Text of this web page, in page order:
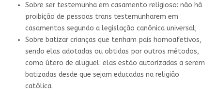
Sobre ser testemunha em casamento religioso: não há
proibição de pessoas trans testemunharem em
casamentos segundo a legislação canônica universal;
Sobre batizar crianças que tenham pais homoafetivos,
sendo elas adotadas ou obtidas por outros métodos,
como útero de aluguel: elas estão autorizadas a serem
batizadas desde que sejam educadas na religião
católica.